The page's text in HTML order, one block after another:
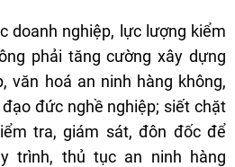
doanh nghiệp, lực lượng kiểm
phải tăng cường xây dựng
văn hoá an ninh hàng không,
đức nghề nghiệp; siết chặt
tra, giám sát, đôn đốc để
trình, thủ tục an ninh hàng